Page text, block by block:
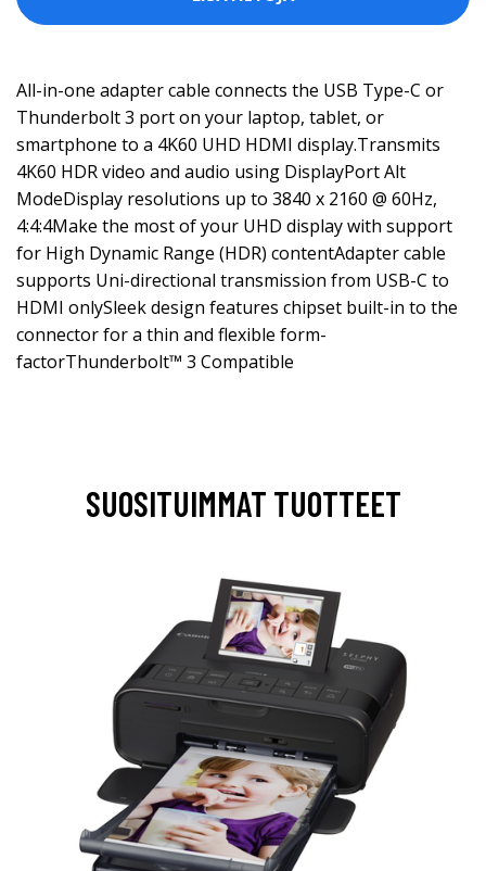
All-in-one adapter cable connects the USB Type-C or
Thunderbolt 3 port on your laptop, tablet, or
smartphone to a 4K60 UHD HDMI display.Transmits
4K60 HDR video and audio using DisplayPort Alt
ModeDisplay resolutions up to 3840 x 2160 @ 60Hz,
4:4:4Make the most of your UHD display with support
for High Dynamic Range (HDR) contentAdapter cable
supports Uni-directional transmission from USB-C to
HDMI onlySleek design features chipset built-in to the
connector for a thin and flexible form-
factorThunderbolt™ 3 Compatible
SUOSITUIMMAT TUOTTEET